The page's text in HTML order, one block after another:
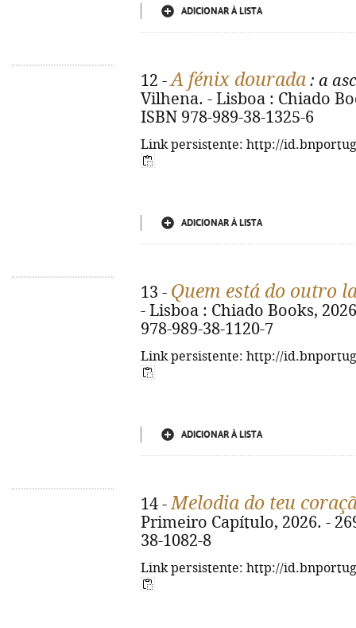
ADICIONAR À LISTA
12 -A fénix dourada : a
Vilhena. - Lisboa : Chiado
ISBN 978-989-38-1325-6
Link persistente: http://
ADICIONAR À LISTA
13 - Quem está do outro
- Lisboa : Chiado Books,
978-989-38-1120-7
Link persistente: http://
ADICIONAR À LISTA
14 -Melodia do teu
Primeiro Capítulo, 2026. -
38-1082-8
Link persistente: http://